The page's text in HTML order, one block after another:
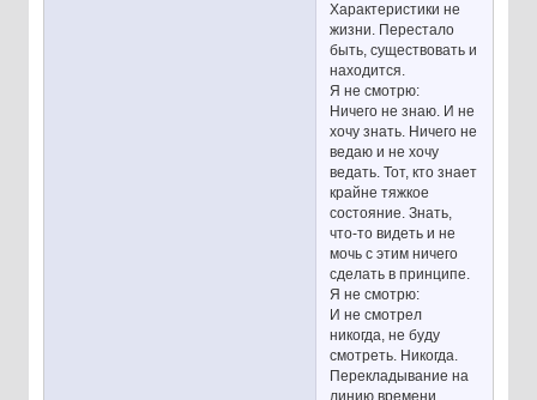
Характеристики не
жизни. Перестало
быть, существовать и
находится.
Я не смотрю:
Ничего не знаю. И не
хочу знать. Ничего не
ведаю и не хочу
ведать. Тот, кто знает
крайне тяжкое
состояние. Знать,
что-то видеть и не
мочь с этим ничего
сделать в принципе.
Я не смотрю:
И не смотрел
никогда, не буду
смотреть. Никогда.
Перекладывание на